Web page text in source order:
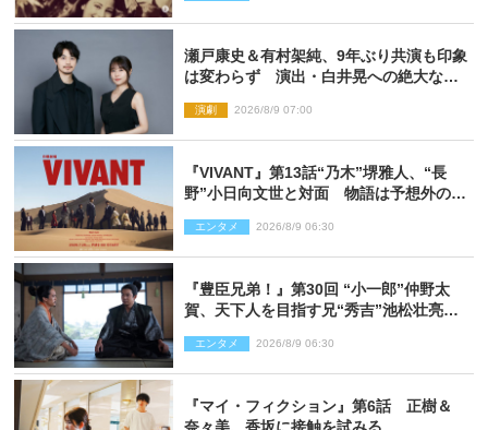
瀬戸康史＆有村架純、9年ぶり共演も印象
は変わらず 演出・白井晃への絶大なる
演劇 2026/8/9 07:00
『VIVANT』第13話“乃木”堺雅人、“長
野”小日向文世と対面 物語は予想外の展
エンタメ 2026/8/9 06:30
『豊臣兄弟！』第30回 “小一郎”仲野太
賀、天下人を目指す兄“秀吉”池松壮亮
エンタメ 2026/8/9 06:30
『マイ・フィクション』第6話 正樹＆